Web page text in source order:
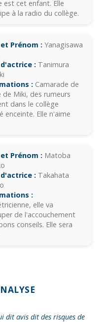
est cet enfant. Elle
à la radio du collège.
Prénom : Yanagisawa
: Tanimura
: Camarade de
de Miki, des rumeurs
dans le collège
enceinte. Elle n'aime
Prénom : Matoba
: Takahata
:
elle va
de l'accouchement
conseils. Elle sera
dit avis dit des risques de